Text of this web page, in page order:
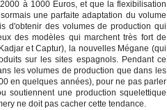
à 1000 Euros, et que la flexibilisation
une parfaite adaptation du volume
d'obtenir des volumes de production qui
des modèles qui marchent très fort de
et Captur), la nouvelles Mégane (qui
sur les sites espagnols. Pendant ce
les volumes de production que dans les
en quelques années), pour ne pas parler
soutiennent une production squelettique
ne doit pas cacher cette tendance.